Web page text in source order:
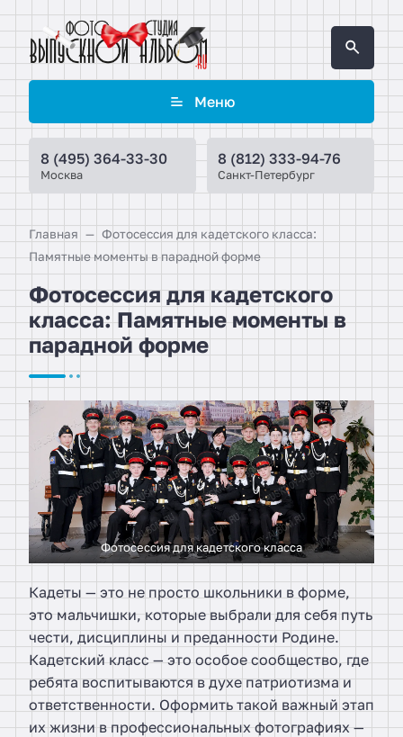
Меню
8 (495) 364-33-30
Москва
8 (812) 333-94-76
Санкт-Петербург
Главная
Фотосессия для кадетского класса:
Памятные моменты в парадной форме
Фотосессия для кадетского
класса: Памятные моменты в
парадной форме
Фотосессия для кадетского класса
Кадеты — это не просто школьники в форме,
это мальчишки, которые выбрали для себя путь
чести, дисциплины и преданности Родине.
Кадетский класс — это особое сообщество, где
ребята воспитываются в духе патриотизма и
ответственности. Оформить такой важный этап
их жизни в профессиональных фотографиях —